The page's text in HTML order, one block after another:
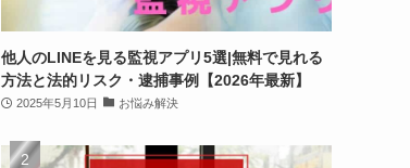
他人のLINEを見る監視アプリ5選|無料で見れる
方法と法的リスク・逮捕事例【2026年最新】
2025年5月10日 お悩み解決